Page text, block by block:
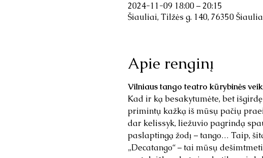
2024-11-09 18:00 – 20:15
Šiauliai, Tilžės g. 140, 76350
Apie renginį
Vilniaus tango teatro kūrybinės
Kad ir ką besakytumėte, bet
primintų kažką iš mūsų pačių
dar kelissyk, liežuvio pagrindą
paslaptingą žodį – tango… Taip,
„Decatango“ – tai mūsų